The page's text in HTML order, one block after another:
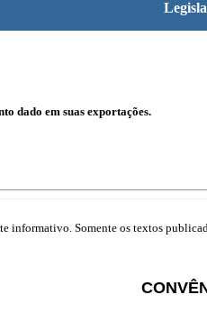
dado em suas exportações.
informativo. Somente os textos